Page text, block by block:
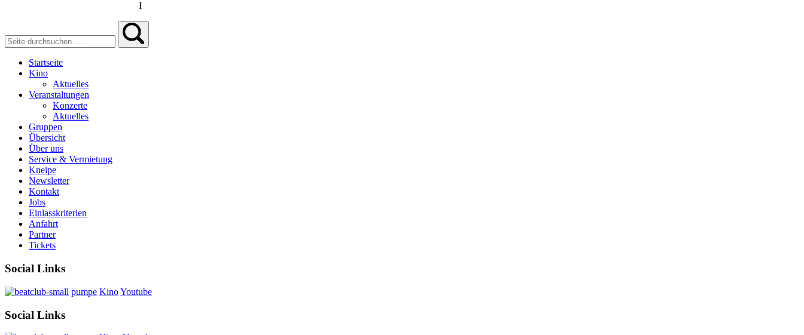
I
Startseite
Kino
Aktuelles
Veranstaltungen
Konzerte
Aktuelles
Gruppen
Übersicht
Über uns
Service & Vermietung
Kneipe
Newsletter
Kontakt
Jobs
Einlasskriterien
Anfahrt
Partner
Tickets
Social Links
pumpe KinoYoutube
Social Links